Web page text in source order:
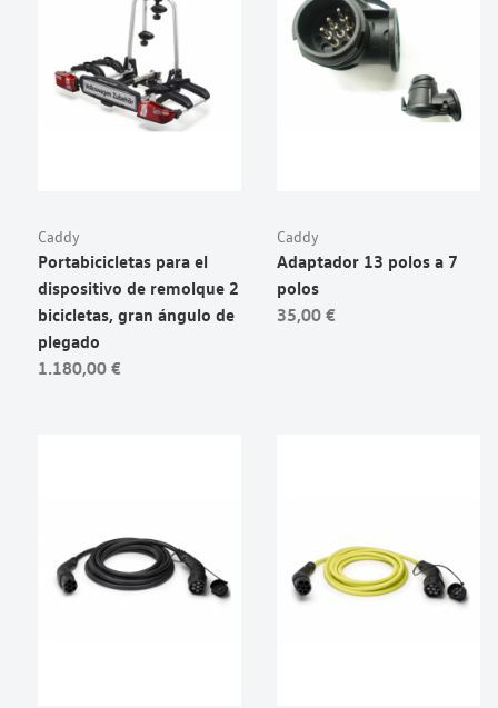
Caddy
Portabicicletas para el
dispositivo de remolque 2
bicicletas, gran ángulo de
plegado
1.180,00 €
Caddy
Adaptador 13 polos a 7
polos
35,00 €